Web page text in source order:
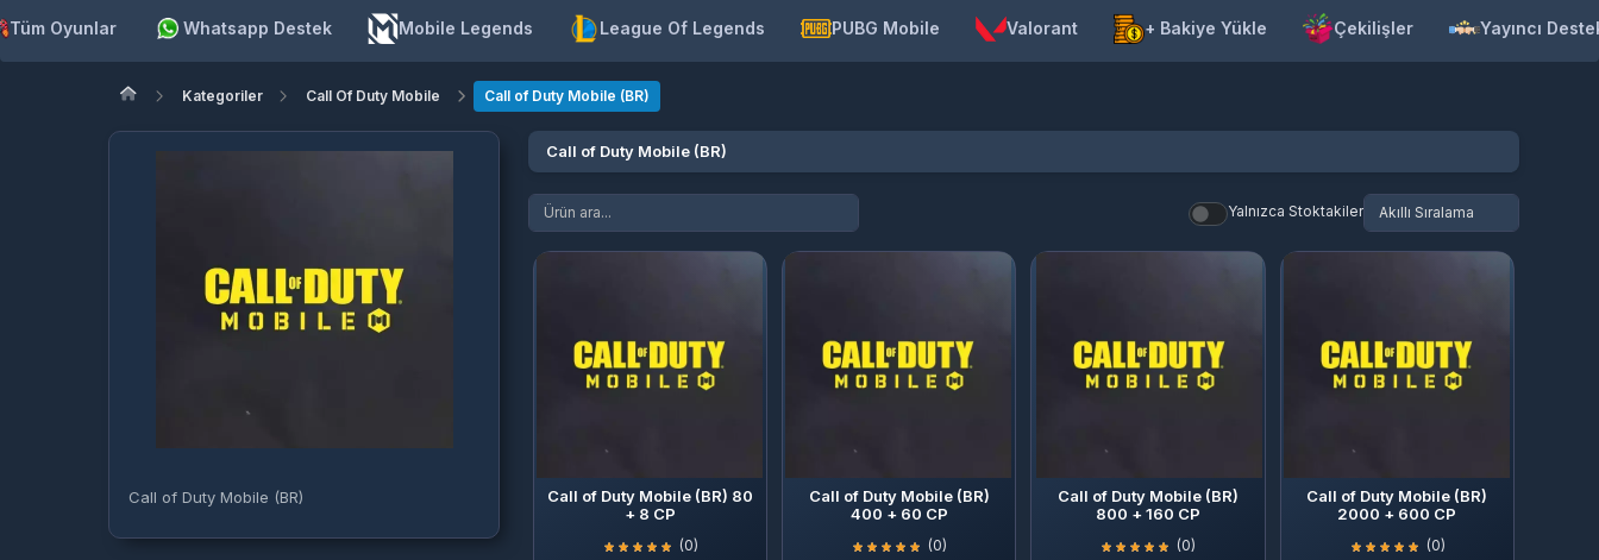
Tüm Oyunlar Whatsapp Destek Mobile Legends League Of Legends PUBG Mobile Valorant + Bakiye Yükle Çekilişler Yayıncı
Kategoriler Call Of Duty Mobile Call of Duty Mobile (BR)
Call of Duty Mobile (BR)
Call of Duty Mobile (BR)
Yalnızca Stoktakiler
Call of Duty Mobile (BR) 80
+ 8 CP
(0)
Call of Duty Mobile (BR)
400 + 60 CP
(0)
Call of Duty Mobile (BR)
800 + 160 CP
(0)
Call of Duty Mobile (BR)
2000 + 600 CP
(0)